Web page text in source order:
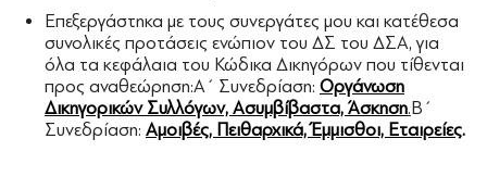
Επεξεργάστηκα με τους συνεργάτες μου και κατέθεσα
συνολικές προτάσεις ενώπιον του ΔΣ του ΔΣΑ, για
όλα τα κεφάλαια του Κώδικα Δικηγόρων που τίθενται
προς αναθεώρηση:Α΄ Συνεδρίαση: Οργάνωση
Δικηγορικών Συλλόγων, Ασυμβίβαστα, Άσκηση.Β΄
Συνεδρίαση: Αμοιβές, Πειθαρχικά, Έμμισθοι, Εταιρείες.